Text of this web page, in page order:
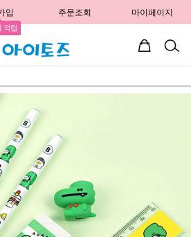
입
적립
주문조회 마이페이지